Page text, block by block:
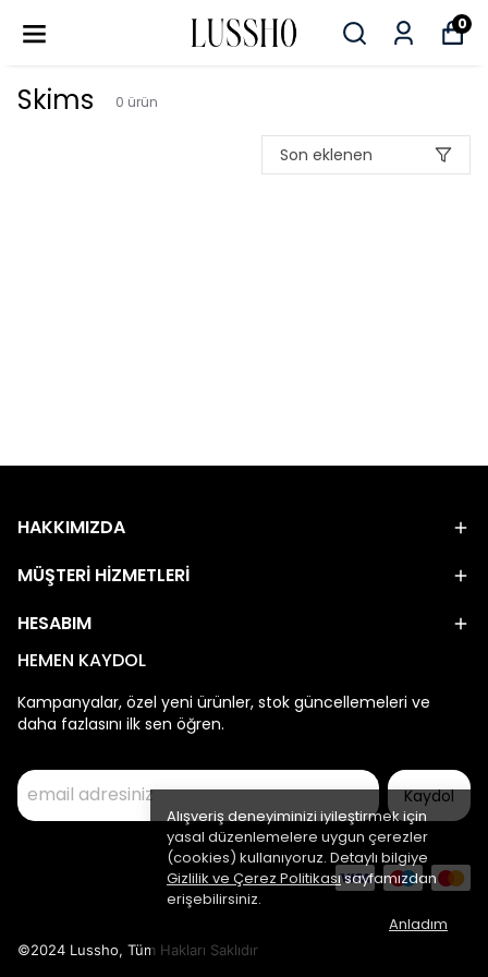
0
Alışveriş deneyiminizi iyileştirmek için
yasal düzenlemelere uygun çerezler
(cookies) kullanıyoruz. Detaylı bilgiye
Gizlilik ve Çerez Politikasısayfamızdan
erişebilirsiniz.
Anladım
Skims 0 ürün
Son eklenen
HAKKIMIZDA
MÜŞTERİ HİZMETLERİ
HESABIM
HEMEN KAYDOL
Kampanyalar, özel yeni ürünler, stok güncellemeleri ve
daha fazlasını ilk sen öğren.
Kaydol
©2024 Lussho, Tüm Hakları Saklıdır